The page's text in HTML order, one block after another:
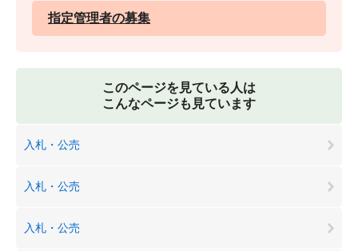
指定管理者の募集
このページを見ている人は
こんなページも見ています
入札・公売
入札・公売
入札・公売